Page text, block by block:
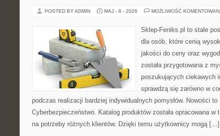
POSTED BY ADMIN MAJ - 8 - 2026 MOŻLIWOŚĆ
Sklep-Feniks.pl to stale
dla osób, które cenią
jakości do ceny oraz
została przygotowana z
poszukujących ciekawych
sprawdzą się zarówno w
podczas realizacji bardziej indywidualnych pomysłów. Nowości
Cyberbezpieczeństwo. Katalog produktów została opracowana w
na potrzeby różnych klientów. Dzięki temu użytkownicy mogą […]